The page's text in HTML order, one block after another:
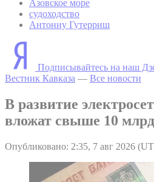
Азовское море
судоходство
Антониу Гутерриш
Подписывайтесь на наш
Вестник Кавказа — Все новости
В развитие
вложат свыше 10
Опубликовано: 2:35, 7 авг 2026